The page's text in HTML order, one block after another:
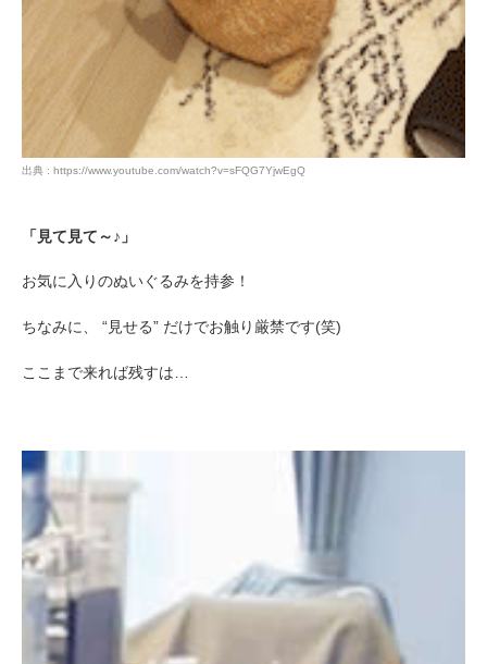
出典 : https://www.youtube.com/watch?v=sFQG7YjwEgQ
「見て見て～♪」
お気に入りのぬいぐるみを持参！
ちなみに、 “見せる” だけでお触り厳禁です(笑)
ここまで来れば残すは…
アプリをダウンロードする